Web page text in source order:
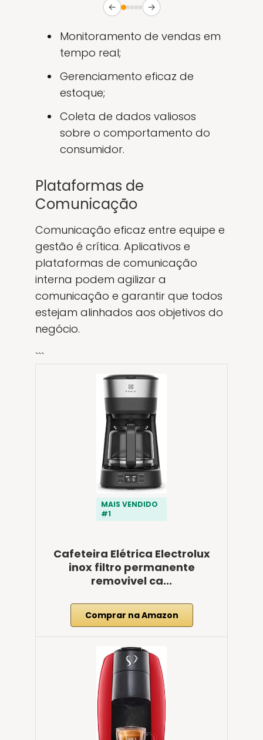
← →
Monitoramento de vendas em
tempo real;
Gerenciamento eficaz de
estoque;
Coleta de dados valiosos
sobre o comportamento do
consumidor.
Plataformas de
Comunicação
Comunicação eficaz entre equipe e
gestão é crítica. Aplicativos e
plataformas de comunicação
interna podem agilizar a
comunicação e garantir que todos
estejam alinhados aos objetivos do
negócio.
```
MAIS VENDIDO
#1
Cafeteira Elétrica Electrolux
inox filtro permanente
removivel ca...
Comprar na Amazon